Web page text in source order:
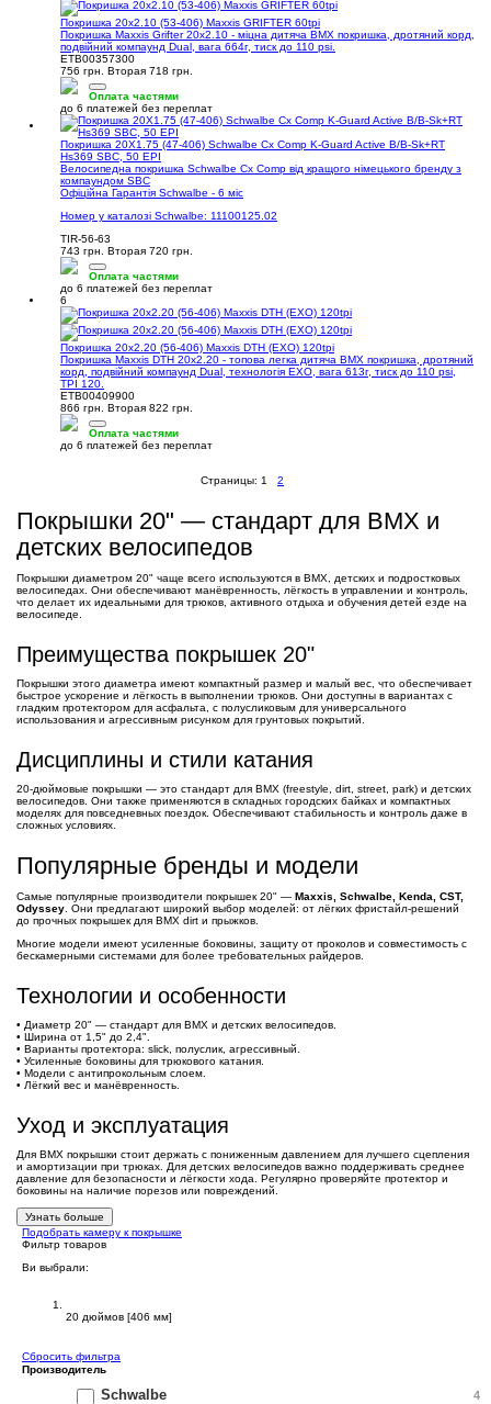
Покришка 20x2.10 (53-406) Maxxis GRIFTER 60tpi
Покришка Maxxis Grifter 20x2.10 - міцна дитяча BMX покришка, дротяний корд,
подвійний компаунд Dual, вага 664г, тиск до 110 psi.
ETB00357300
756 грн.
Вторая 718 грн.
Оплата частями
до 6 платежей без переплат
Покришка 20X1.75 (47-406) Schwalbe Cx Comp K-Guard Active B/B-Sk+RT
Hs369 SBC, 50 EPI
Велосипедна покришка Schwalbe Cx Comp від кращого німецького бренду з
компаундом SBC
Офіційна Гарантія Schwalbe - 6 міс
Номер у каталозі Schwalbe: 11100125.02
TIR-56-63
743 грн.
Вторая 720 грн.
Оплата частями
до 6 платежей без переплат
6
Покришка 20x2.20 (56-406) Maxxis DTH (EXO) 120tpi
Покришка Maxxis DTH 20x2.20 - топова легка дитяча BMX покришка, дротяний
корд, подвійний компаунд Dual, технологія EXO, вага 613г, тиск до 110 psi,
TPI 120.
ETB00409900
866 грн.
Вторая 822 грн.
Оплата частями
до 6 платежей без переплат
Страницы: 1 2
Покрышки 20" — стандарт для BMX и
детских велосипедов
Покрышки диаметром 20" чаще всего используются в BMX, детских и подростковых
велосипедах. Они обеспечивают манёвренность, лёгкость в управлении и контроль,
что делает их идеальными для трюков, активного отдыха и обучения детей езде на
велосипеде.
Преимущества покрышек 20"
Покрышки этого диаметра имеют компактный размер и малый вес, что обеспечивает
быстрое ускорение и лёгкость в выполнении трюков. Они доступны в вариантах с
гладким протектором для асфальта, с полусликовым для универсального
использования и агрессивным рисунком для грунтовых покрытий.
Дисциплины и стили катания
20-дюймовые покрышки — это стандарт для BMX (freestyle, dirt, street, park) и детских
велосипедов. Они также применяются в складных городских байках и компактных
моделях для повседневных поездок. Обеспечивают стабильность и контроль даже в
сложных условиях.
Популярные бренды и модели
Самые популярные производители покрышек 20" — Maxxis, Schwalbe, Kenda, CST,
Odyssey . Они предлагают широкий выбор моделей: от лёгких фристайл-решений
до прочных покрышек для BMX dirt и прыжков.
Многие модели имеют усиленные боковины, защиту от проколов и совместимость с
бескамерными системами для более требовательных райдеров.
Технологии и особенности
• Диаметр 20" — стандарт для BMX и детских велосипедов.
• Ширина от 1,5" до 2,4".
• Варианты протектора: slick, полуслик, агрессивный.
• Усиленные боковины для трюкового катания.
• Модели с антипрокольным слоем.
• Лёгкий вес и манёвренность.
Уход и эксплуатация
Для BMX покрышки стоит держать с пониженным давлением для лучшего сцепления
и амортизации при трюках. Для детских велосипедов важно поддерживать среднее
давление для безопасности и лёгкости хода. Регулярно проверяйте протектор и
боковины на наличие порезов или повреждений.
Узнать больше
Подобрать камеру к покрышке
Фильтр товаров
Ви выбрали:
20 дюймов [406 мм]
Сбросить фильтра
Производитель
Schwalbe 4